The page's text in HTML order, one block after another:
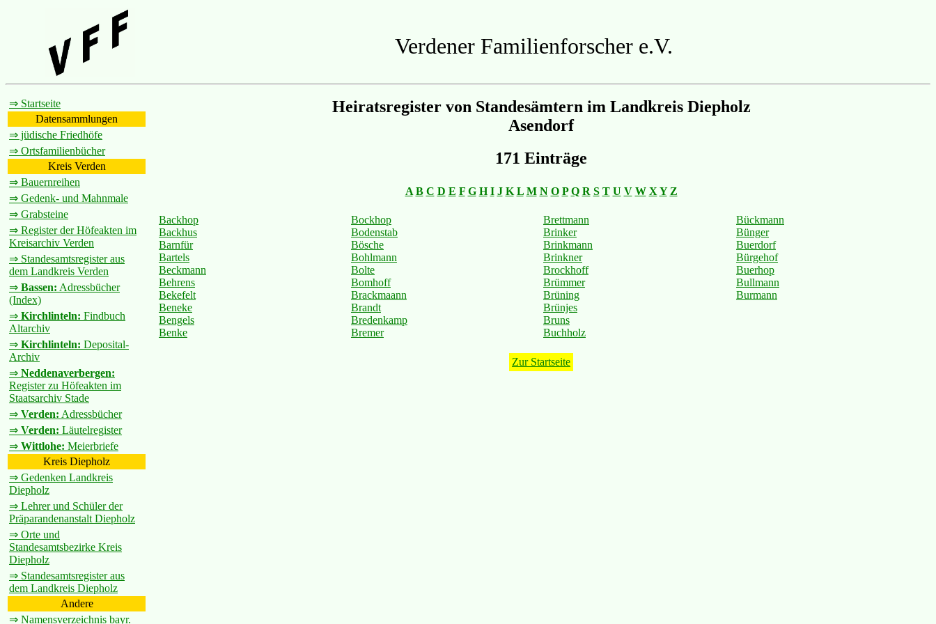
Verdener Familienforscher e.V.
⇒ Startseite
Datensammlungen
⇒ jüdische Friedhöfe
⇒ Ortsfamilienbücher
Kreis Verden
⇒ Bauernreihen
⇒ Gedenk- und Mahnmale
⇒ Grabsteine
⇒ Register der Höfeakten im
Kreisarchiv Verden
⇒ Standesamtsregister aus
dem Landkreis Verden
⇒ Bassen: Adressbücher
(Index)
⇒ Kirchlinteln: Findbuch
Altarchiv
⇒ Kirchlinteln: Deposital-
Archiv
⇒ Neddenaverbergen:
Register zu Höfeakten im
Staatsarchiv Stade
⇒ Verden: Adressbücher
⇒ Verden: Läutelregister
⇒ Wittlohe: Meierbriefe
Kreis Diepholz
⇒ Gedenken Landkreis
Diepholz
⇒ Lehrer und Schüler der
Präparandenanstalt Diepholz
⇒ Orte und
Standesamtsbezirke Kreis
Diepholz
⇒ Standesamtsregister aus
dem Landkreis Diepholz
Andere
⇒ Namensverzeichnis bayr.
Heiratsregister von Standesämtern im Landkreis Diepholz
Asendorf
171 Einträge
A B C D E F G H I J K L M N O P Q R S T U V W X Y Z
Backhop
Backhus
Barnfür
Bartels
Beckmann
Behrens
Bekefelt
Beneke
Bengels
Benke
Bockhop
Bodenstab
Bösche
Bohlmann
Bolte
Bomhoff
Brackmaann
Brandt
Bredenkamp
Bremer
Brettmann
Brinker
Brinkmann
Brinkner
Brockhoff
Brümmer
Brüning
Brünjes
Bruns
Buchholz
Bückmann
Bünger
Buerdorf
Bürgehof
Buerhop
Bullmann
Burmann
Zur Startseite